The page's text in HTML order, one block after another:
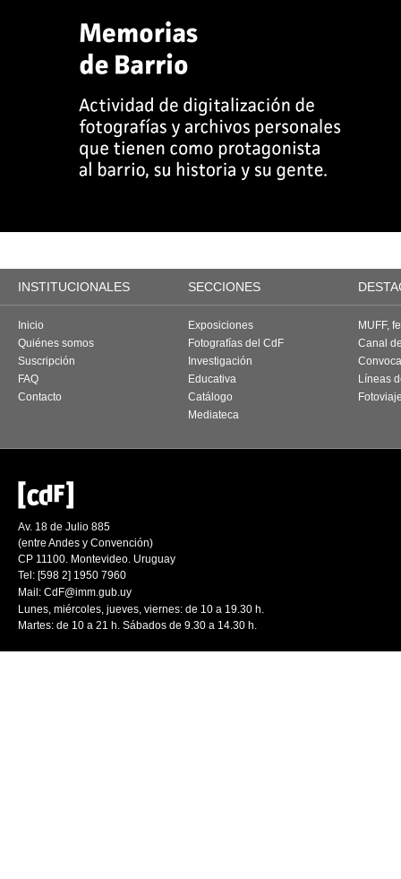
INSTITUCIONALES SECCIONES
Inicio
Quiénes somos
Suscripción
FAQ
Contacto
Exposiciones
Fotografías del CdF
Investigación
Educativa
Catálogo
Mediateca
MUFF,
Canal
Líneas
Av. 18 de Julio 885
(entre Andes y Convención)
CP 11100. Montevideo. Uruguay
Tel: [598 2] 1950 7960
Mail: CdF@imm.gub.uy
Lunes, miércoles, jueves, viernes: de 10 a 19.30 h.
Martes: de 10 a 21 h. Sábados de 9.30 a 14.30 h.